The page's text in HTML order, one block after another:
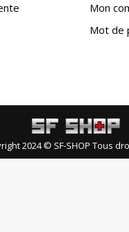
Mon
Mot de
2024 © SF-SHOP Tous